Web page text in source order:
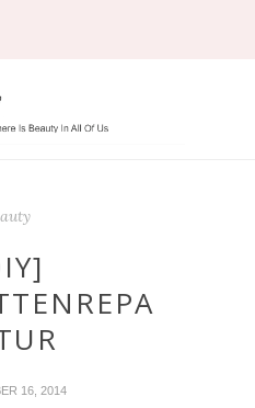
16, 2014